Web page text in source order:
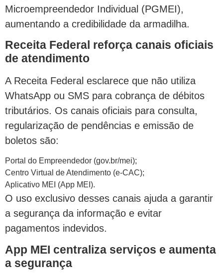
Microempreendedor Individual (PGMEI),
aumentando a credibilidade da armadilha.
Receita Federal reforça canais oficiais
de atendimento
A Receita Federal esclarece que não utiliza
WhatsApp ou SMS para cobrança de débitos
tributários. Os canais oficiais para consulta,
regularização de pendências e emissão de
boletos são:
Portal do Empreendedor (gov.br/mei);
Centro Virtual de Atendimento (e-CAC);
Aplicativo MEI (App MEI).
O uso exclusivo desses canais ajuda a garantir
a segurança da informação e evitar
pagamentos indevidos.
App MEI centraliza serviços e aumenta
a segurança